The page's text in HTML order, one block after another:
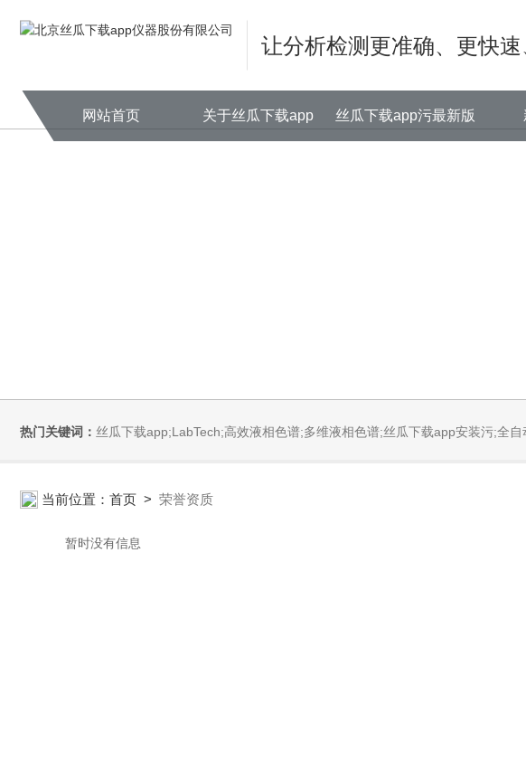
丝瓜下载app,丝瓜下载app安装,丝瓜下载app
让分析检测更准确、更快速
网站首页 关于丝瓜下载app 丝瓜下载app污最新版
热门关键词： 丝瓜下载app;LabTech;高效液相色谱;多维液相色谱;丝瓜下载app安装污;全自动直接测汞仪/汞分析仪;全自动水质分析仪;微波消解萃取系统;微波合成系统;微波灰化磺化系统;全自动固相萃取系统;Dryvap全自动溶剂蒸发系统;激光固体烧蚀进样系统;循环水冷却器;电热消解仪;微控数显电热板;光波加热仪;磁力搅
当前位置： 首页 > 荣誉资质
暂时没有信息